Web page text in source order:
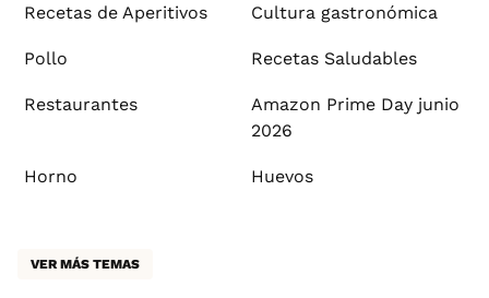
Recetas de Aperitivos Cultura gastronómica
Pollo Recetas Saludables
Restaurantes
Amazon Prime Day junio
2026
Horno Huevos
VER MÁS TEMAS